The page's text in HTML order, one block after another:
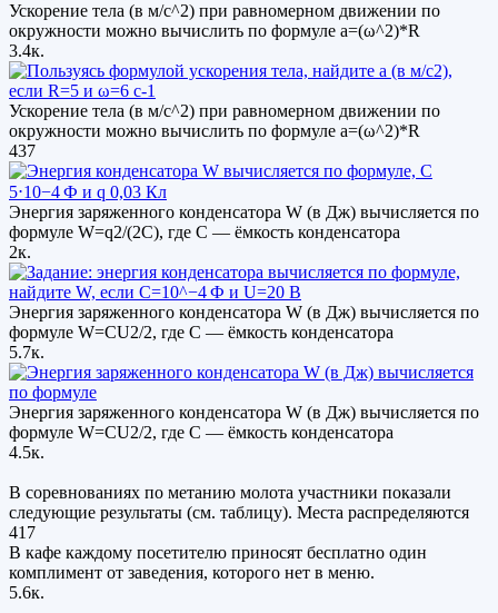
Ускорение тела (в м/с^2) при равномерном движении по
окружности можно вычислить по формуле а=(ω^2)*R
3.4к.
Ускорение тела (в м/с^2) при равномерном движении по
окружности можно вычислить по формуле а=(ω^2)*R
437
Энергия заряженного конденсатора W (в Дж) вычисляется по
формуле W=q2/(2C), где C — ёмкость конденсатора
2к.
Энергия заряженного конденсатора W (в Дж) вычисляется по
формуле W=CU2/2, где C — ёмкость конденсатора
5.7к.
Энергия заряженного конденсатора W (в Дж) вычисляется по
формуле W=CU2/2, где C — ёмкость конденсатора
4.5к.
В соревнованиях по метанию молота участники показали
следующие результаты (см. таблицу). Места распределяются
417
В кафе каждому посетителю приносят бесплатно один
комплимент от заведения, которого нет в меню.
5.6к.